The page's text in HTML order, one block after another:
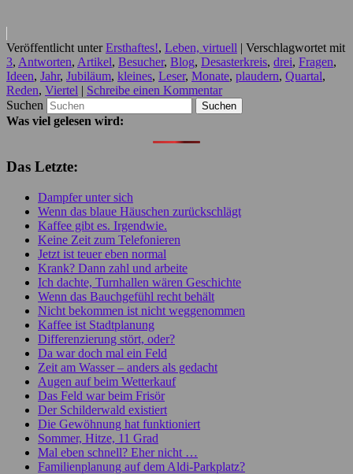
Veröffentlicht unter Ersthaftes!, Leben, virtuell | Verschlagwortet mit
3, Antworten, Artikel, Besucher, Blog, Desasterkreis, drei, Fragen,
Ideen, Jahr, Jubiläum, kleines, Leser, Monate, plaudern, Quartal,
Reden, Viertel | Schreibe einen Kommentar
Suchen
Was viel gelesen wird:
Das Letzte:
Dampfer unter sich
Wenn das blaue Häuschen zurückschlägt
Kaffee gibt es. Irgendwie.
Keine Zeit zum Telefonieren
Jetzt ist teuer eben normal
Krank? Dann zahl und arbeite
Ich dachte, Turnhallen wären Geschichte
Wenn das Bauchgefühl recht behält
Nicht bekommen ist nicht weggenommen
Kaffee ist Stadtplanung
Differenzierung stört, oder?
Da war doch mal ein Feld
Zeit am Wasser – anders als gedacht
Augen auf beim Wetterkauf
Das Feld war beim Frisör
Der Schilderwald existiert
Die Gewöhnung hat funktioniert
Sommer, Hitze, 11 Grad
Mal eben schnell? Eher nicht …
Familienplanung auf dem Aldi-Parkplatz?